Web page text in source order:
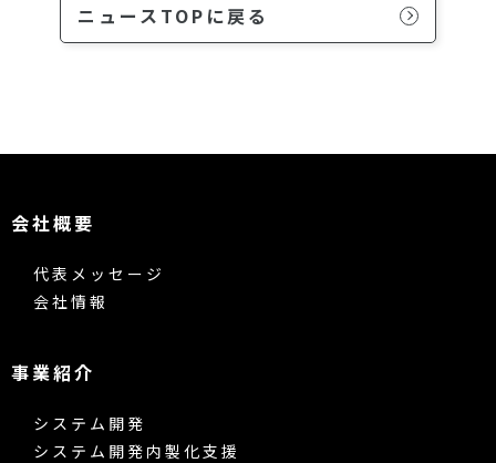
ニュースTOPに戻る
会社概要
代表メッセージ
会社情報
事業紹介
システム開発
システム開発内製化支援